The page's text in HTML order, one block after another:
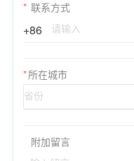
* 联系方式
+86
*所在城市
附加留言